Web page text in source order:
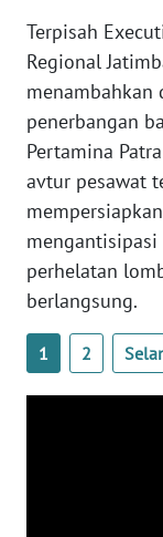
Terpisah
Regional
menambahkan
penerbangan
Pertamina
avtur pesawat
perhelatan
berlangsung.
1 2
WN
SULTENG
WN
SULBAR
BABEL
WN
SUMBAR
WN